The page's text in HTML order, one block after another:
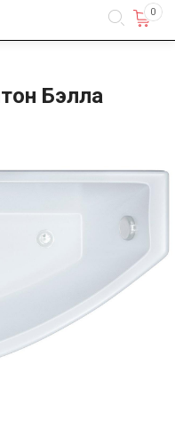
0
Бэлла